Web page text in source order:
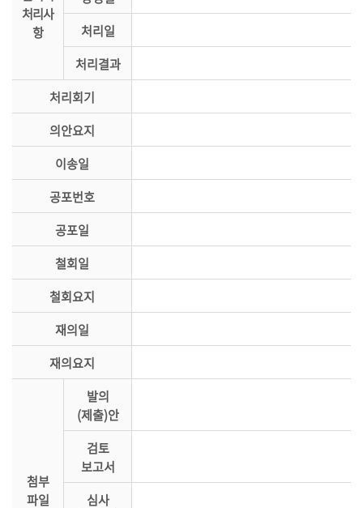
동
보
용
처리사
항
처리일
처리결과
처리회기
의안요지
이송일
공포번호
공포일
철회일
철회요지
재의일
재의요지
첨부
파일
발의
(제출)안
검토
보고서
심사